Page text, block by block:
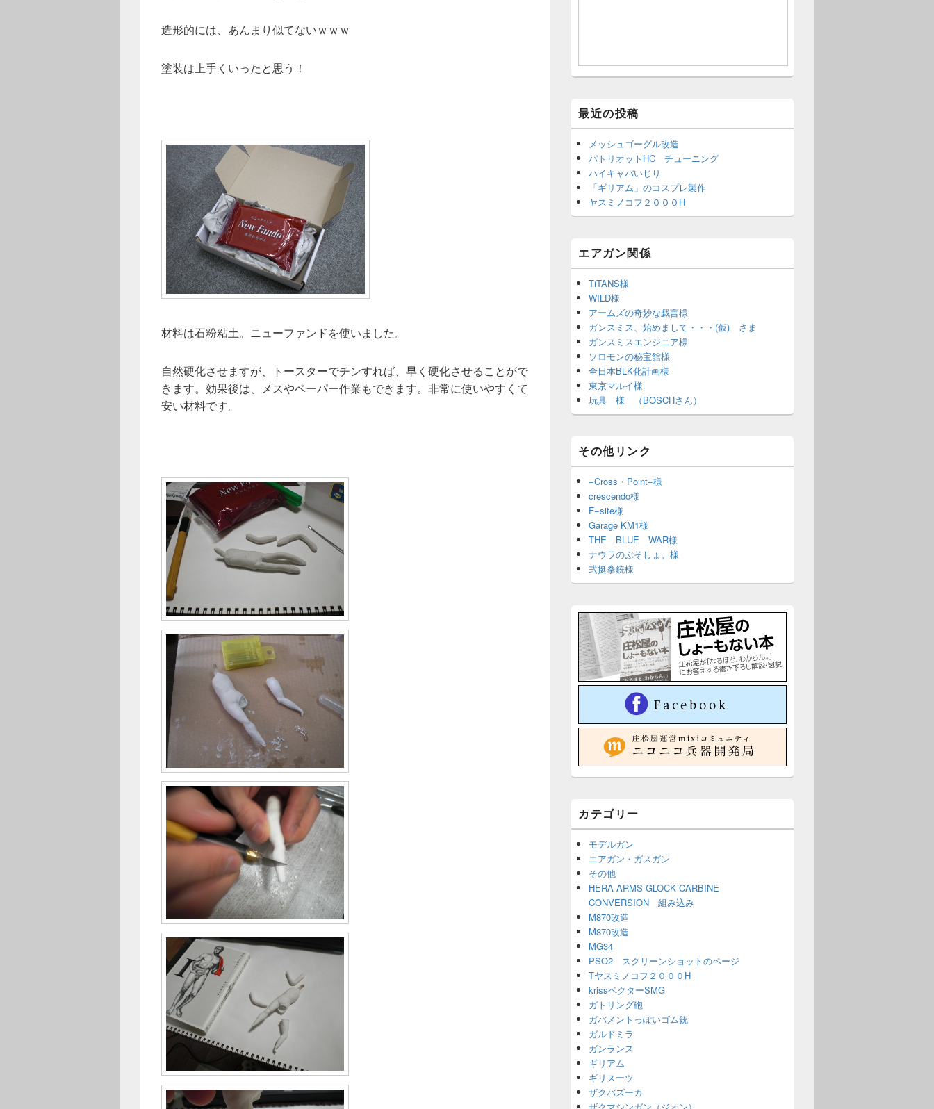
造形的には、あんまり似てないｗｗｗ
塗装は上手くいったと思う！
材料は石粉粘土。ニューファンドを使いました。
自然硬化させますが、トースターでチンすれば、早く硬化させることがで
きます。効果後は、メスやペーパー作業もできます。非常に使いやすくて
安い材料です。
最近の投稿
メッシュゴーグル改造
パトリオットHC チューニング
ハイキャパいじり
「ギリアム」のコスプレ製作
ヤスミノコフ２０００H
エアガン関係
TiTANS様
WILD様
アームズの奇妙な戯言様
ガンスミス、始めまして・・・(仮) さま
ガンスミスエンジニア様
ソロモンの秘宝館様
全日本BLK化計画様
東京マルイ様
玩具 様 （BOSCHさん）
その他リンク
−Cross・Point−様
crescendo様
F−site様
Garage KM1様
THE BLUE WAR様
ナウラのぷそしょ。様
弐挺拳銃様
カテゴリー
モデルガン
エアガン・ガスガン
その他
HERA-ARMS GLOCK CARBINE
CONVERSION 組み込み
M870改造
M870改造
MG34
PSO2 スクリーンショットのページ
Tヤスミノコフ２０００H
krissベクターSMG
ガトリング砲
ガバメントっぽいゴム銃
ガルドミラ
ガンランス
ギリアム
ギリスーツ
ザクバズーカ